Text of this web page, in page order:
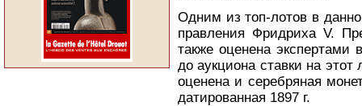
Одним из топ-лотов в
правления Фридриха V.
также оценена экспертами
до аукциона ставки на
оценена и серебряная
датированная 1897 г.